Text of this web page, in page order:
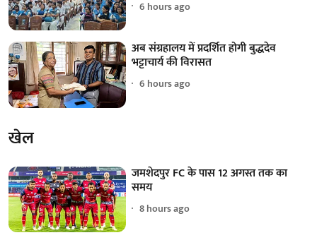
6 hours ago
अब संग्रहालय में प्रदर्शित होगी बुद्धदेव
भट्टाचार्य की विरासत
6 hours ago
खेल
जमशेदपुर FC के पास 12 अगस्त तक का
समय
8 hours ago